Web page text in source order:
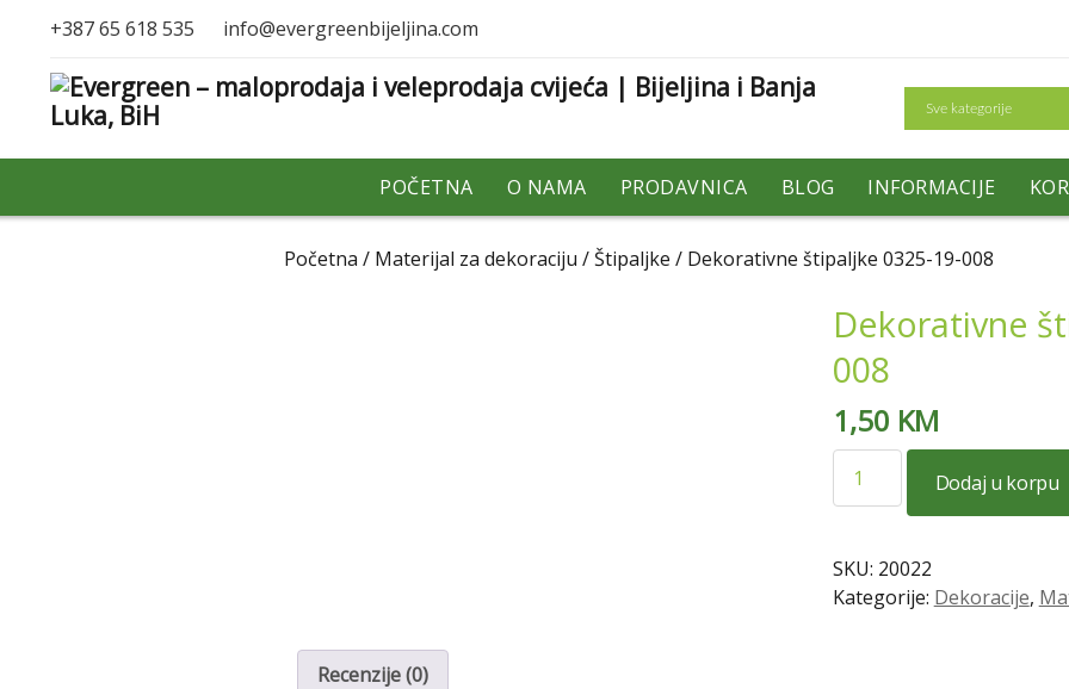
+387 65 618 535 info@evergreenbijeljina.com
Search
POČETNA O NAMA PRODAVNICA BLOG INFORMACIJE
Početna / Materijal za dekoraciju /Štipaljke / Dekorativne štipaljke 0325-19-008
Dekorativne
008
1,50 KM
štipaljke
008
količina
Dodaj u korpu
SKU: 20022
Kategorije: Dekoracije,
Recenzije (0)